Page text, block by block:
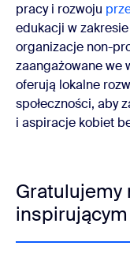
pracy i rozwoju
edukacji w
organizacje non-
zaangażowane we
oferują lokalne
społeczności, aby
i aspiracje kobiet
Gratulujemy